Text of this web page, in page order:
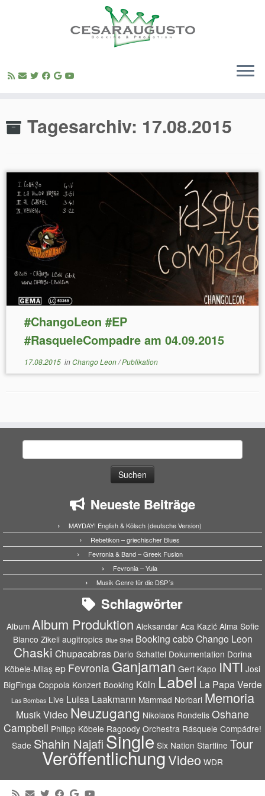
Inhalt
springenTagesarchiv: 17.08.2015
#ChangoLeon #EP
#RasqueleCompadre am 04.09.2015
17.08.2015inChango Leon/Publikation
Neueste Beiträge
MAYDAY! English & Kölsch (deutsche Version)
Rebetikon – griechischer Blues
Fevronia & Band – Greek Fusion
Fevronia – Yula
Musik Genre für die DSP´s
Schlagwörter
Album Album Produktion Aleksandar Aca Kazić Alma Sofie
Blanco Zikeli augitropics Blue Shell Booking cabbChango Leon
Chaski Chupacabras Dario Schattel Dokumentation Dorina
Köbele-Milaş ep Fevronia Ganjaman Gert Kapo INTI Josi
BigFinga Coppola Konzert Booking Köln Label La Papa Verde
Las Bombas Live Luisa Laakmann Mammad Norbari Memoria
Musik Video Neuzugang Nikolaos Rondelis Oshane
Campbell Philipp Köbele Ragoody Orchestra Rásquele Compádre!
Sade Shahin Najafi Single Six Nation Startline Tour
VeröffentlichungVideo WDR